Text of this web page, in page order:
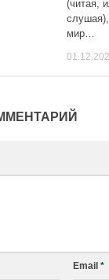
(читая,
мир…
Email *